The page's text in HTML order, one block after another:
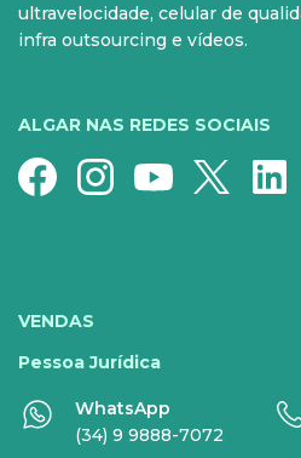
Fixo
Super Wi-Fi
DIGITAIS
Disney+
Nomo Music
ultravelocidade, celular de
infra outsourcing e vídeos.
ALGAR NAS REDES SOCIAIS
VENDAS
Pessoa Jurídica
WhatsApp
(34) 9 9888-7072